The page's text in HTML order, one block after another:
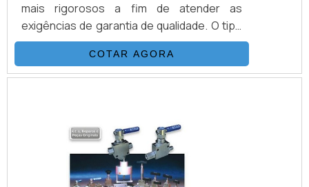
mais rigorosos a fim de atender as
exigências de garantia de qualidade. O tipo
de teste depende da válvula e da aplicação
dentre as mais comuns citamos: Teste do
corpo Pressão aplicada dentro do corpo da
corpo da válvula com contra vedação
(backseat) Teste com a válvula totalmente
aberta ou totalmente.
COTAR AGORA